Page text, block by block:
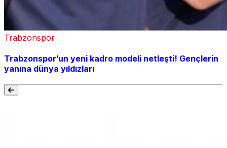
Trabzonspor
Trabzonspor’un yeni kadro modeli netleşti! Gençlerin
yanına dünya yıldızları